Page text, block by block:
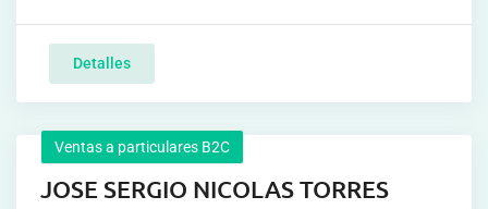
Detalles
Ventas a particulares B2C
JOSE SERGIO NICOLAS TORRES